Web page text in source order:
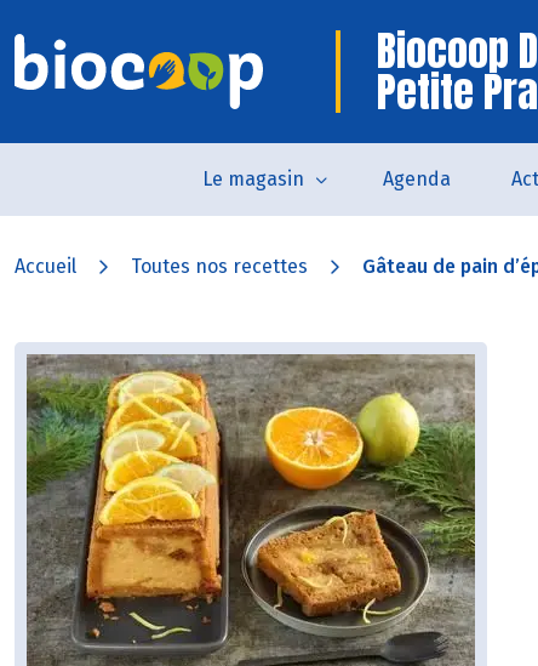
Biocoop
Petite
Le magasin Agenda
Accueil Toutes nos recettes Gâteau de pain